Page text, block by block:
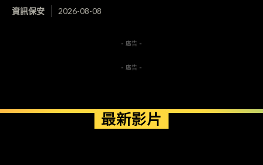
資訊保安 2026-08-08
- 廣告 -
- 廣告 -
最新影片